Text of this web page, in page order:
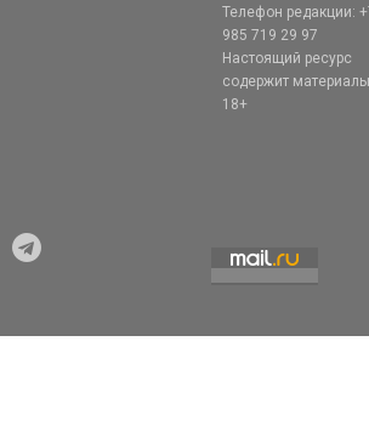
Телефон редакции:
985 719 29 97
Настоящий ресурс
содержит
18+